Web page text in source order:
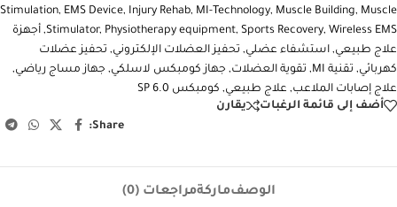
Stimulation, EMS Device, Injury Rehab, MI-Technology, Muscle Building, Muscle
Stimulator, Physiotherapy equipment, Sports Recovery, Wireless EMS
, أجهزة
علاج طبيعي, استشفاء عضلي, تحفيز العضلات الإلكتروني, تحفيز عضلات
كهربائي, تقنية MI , تقوية العضلات, جهاز كومبكس لاسلكي, جهاز مساج رياضي,
علاج إصابات الملاعب, علاج طبيعي, كومبكس SP 6.0
أضف إلى قائمة الرغبات
يقارن
Share:
الوصفماركةمراجعات (0)